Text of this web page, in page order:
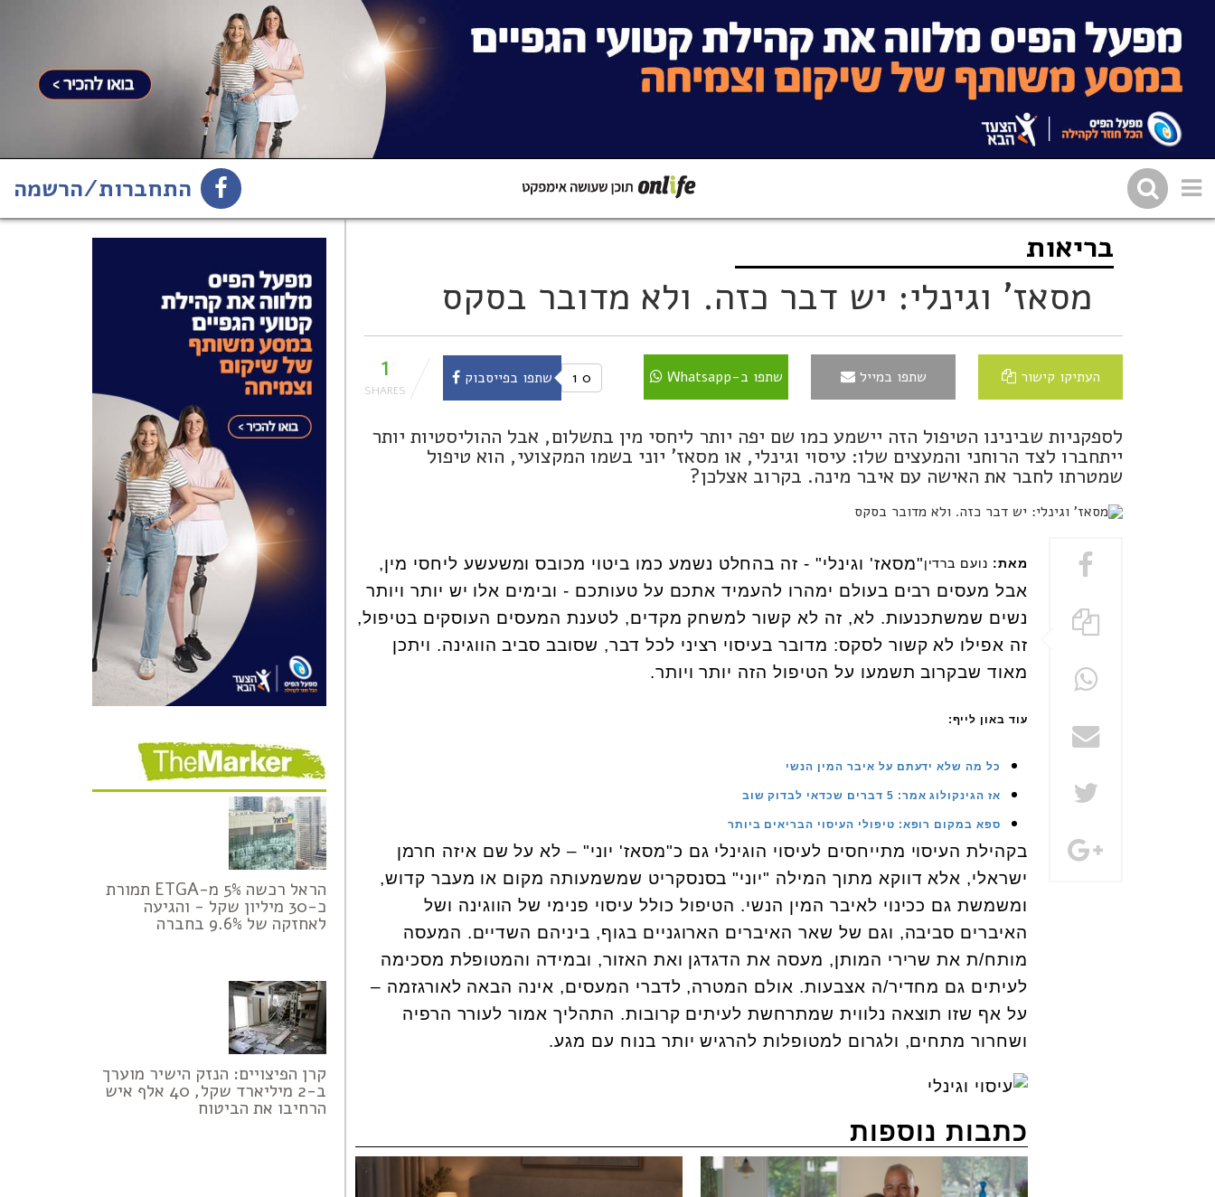
התחברות/הרשמה
שתפו בפייסבוק הירשמו לניוזלטר 1 בריאות
מסאז' וגינלי: יש דבר כזה. ולא מדובר בסקס
העתיקו קישור שתפו במייל שתפו ב-Whatsapp 0 שתפו בפייסבוק 1
לספקניות שבינינו הטיפול הזה יישמע כמו שם יפה יותר ליחסי מין בתשלום, אבל ההוליסטיות יותר
ייתחברו לצד הרוחני והמעצים שלו: עיסוי וגינלי, או מסאז' יוני בשמו המקצועי, הוא טיפול
שמטרתו לחבר את האישה עם איבר מינה. בקרוב אצלכן?
מאת: נועם ברדין "מסאז' וגינלי" - זה בהחלט נשמע כמו ביטוי מכובס ומשעשע ליחסי מין,
אבל מעסים רבים בעולם ימהרו להעמיד אתכם על טעותכם - ובימים אלו יש יותר ויותר
נשים שמשתכנעות. לא, זה לא קשור למשחק מקדים, לטענת המעסים העוסקים בטיפול,
זה אפילו לא קשור לסקס: מדובר בעיסוי רציני לכל דבר, שסובב סביב הווגינה. ויתכן
מאוד שבקרוב תשמעו על הטיפול הזה יותר ויותר.
עוד באון לייף:
כל מה שלא ידעתם על איבר המין הנשי
אז הגינקולוג אמר: 5 דברים שכדאי לבדוק שוב
ספא במקום רופא: טיפולי העיסוי הבריאים ביותר
בקהילת העיסוי מתייחסים לעיסוי הוגינלי גם כ"מסאז' יוני" – לא על שם איזה חרמן
ישראלי, אלא דווקא מתוך המילה "יוני" בסנסקריט שמשמעותה מקום או מעבר קדוש,
ומשמשת גם ככינוי לאיבר המין הנשי. הטיפול כולל עיסוי פנימי של הווגינה ושל
האיברים סביבה, וגם של שאר האיברים הארוגניים בגוף, ביניהם השדיים. המעסה
מותח/ת את שרירי המותן, מעסה את הדגדגן ואת האזור, ובמידה והמטופלת מסכימה
לעיתים גם מחדיר/ה אצבעות. אולם המטרה, לדברי המעסים, אינה הבאה לאורגזמה –
על אף שזו תוצאה נלווית שמתרחשת לעיתים קרובות. התהליך אמור לעורר הרפיה
ושחרור מתחים, ולגרום למטופלות להרגיש יותר בנוח עם מגע.
כתבות נוספות
הראל רכשה 5% מ-ETGA תמורת
כ-30 מיליון שקל - והגיעה
לאחזקה של 9.6% בחברה
קרן הפיצויים: הנזק הישיר מוערך
ב-2 מיליארד שקל, 40 אלף איש
הרחיבו את הביטוח